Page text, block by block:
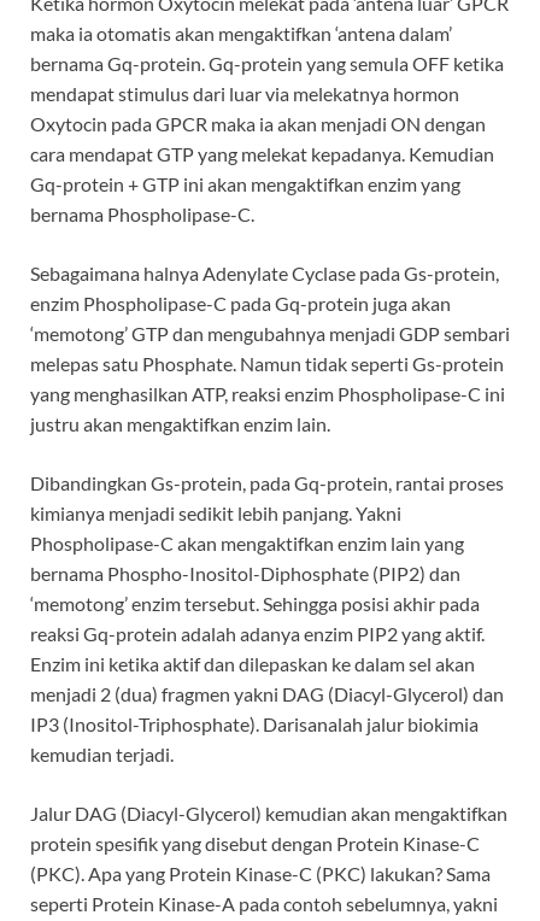
maka ia otomatis akan mengaktifkan ‘antena dalam’
bernama Gq-protein. Gq-protein yang semula OFF ketika
mendapat stimulus dari luar via melekatnya hormon
Oxytocin pada GPCR maka ia akan menjadi ON dengan
cara mendapat GTP yang melekat kepadanya. Kemudian
Gq-protein + GTP ini akan mengaktifkan enzim yang
bernama Phospholipase-C.
Sebagaimana halnya Adenylate Cyclase pada Gs-protein,
enzim Phospholipase-C pada Gq-protein juga akan
‘memotong’ GTP dan mengubahnya menjadi GDP sembari
melepas satu Phosphate. Namun tidak seperti Gs-protein
yang menghasilkan ATP, reaksi enzim Phospholipase-C ini
justru akan mengaktifkan enzim lain.
Dibandingkan Gs-protein, pada Gq-protein, rantai proses
kimianya menjadi sedikit lebih panjang. Yakni
Phospholipase-C akan mengaktifkan enzim lain yang
bernama Phospho-Inositol-Diphosphate (PIP2) dan
‘memotong’ enzim tersebut. Sehingga posisi akhir pada
reaksi Gq-protein adalah adanya enzim PIP2 yang aktif.
Enzim ini ketika aktif dan dilepaskan ke dalam sel akan
menjadi 2 (dua) fragmen yakni DAG (Diacyl-Glycerol) dan
IP3 (Inositol-Triphosphate). Darisanalah jalur biokimia
kemudian terjadi.
Jalur DAG (Diacyl-Glycerol) kemudian akan mengaktifkan
protein spesifik yang disebut dengan Protein Kinase-C
(PKC). Apa yang Protein Kinase-C (PKC) lakukan? Sama
seperti Protein Kinase-A pada contoh sebelumnya, yakni